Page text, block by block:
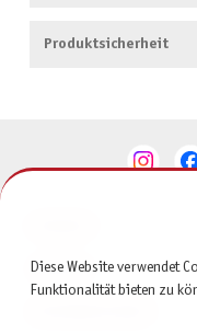
Produktsicherheit
SERVICE
Diese Website verwendet
Funktionalität bieten zu